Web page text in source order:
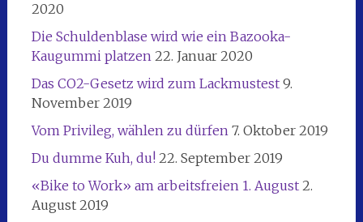
2020
Die Schuldenblase wird wie ein Bazooka-
Kaugummi platzen 22. Januar 2020
Das CO2-Gesetz wird zum Lackmustest 9.
November 2019
Vom Privileg, wählen zu dürfen 7. Oktober 2019
Du dumme Kuh, du! 22. September 2019
«Bike to Work» am arbeitsfreien 1. August 2.
August 2019